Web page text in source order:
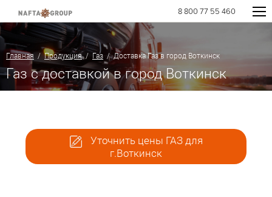
8 800 77 55 460
Главная /Продукция/ Газ / Доставка Газ в город Воткинск
Газ с доставкой в город Воткинск
Уточнить цены ГАЗ для
г.Воткинск